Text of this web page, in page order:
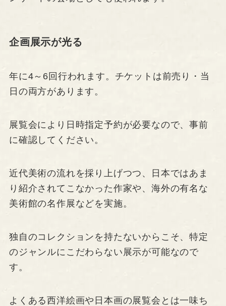
企画展示が光る
年に4～6回行われます。チケットは前売り・当
日の両方があります。
展覧会により日時指定予約が必要なので、事前
に確認してください。
近代美術の流れを採り上げつつ、日本ではあま
り紹介されてこなかった作家や、海外の有名な
美術館の名作展などを実施。
独自のコレクションを持たないからこそ、特定
のジャンルにこだわらない展示が可能なので
す。
よくある西洋絵画や日本画の展覧会とは一味ち